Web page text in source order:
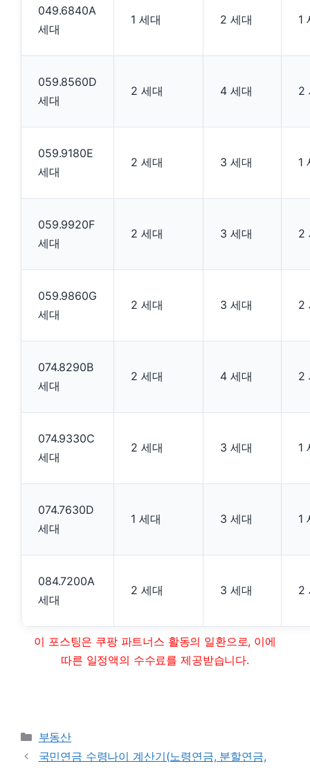
049.6840A
세대
1 세대 2 세대 1
059.8560D
세대
2 세대 4 세대 2
059.9180E
세대
2 세대 3 세대 1
059.9920F
세대
2 세대 3 세대 2
059.9860G
세대
2 세대 3 세대 2
074.8290B
세대
2 세대 4 세대 2
074.9330C
세대
2 세대 3 세대 1
074.7630D
세대
1 세대 3 세대 1
084.7200A
세대
2 세대 3 세대 2
이 포스팅은 쿠팡 파트너스 활동의 일환으로, 이에
따른 일정액의 수수료를 제공받습니다.
Categories
부동산
국민연금 수령나이 계산기(노령연금, 분할연금,